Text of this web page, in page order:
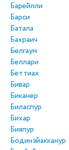
Барейлли
Барси
Батала
Бахраич
Белгаум
Беллари
Беттиах
Бивар
Биканер
Биласпур
Бихар
Бияпур
Бодинэйакканур